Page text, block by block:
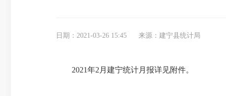
日期：2021-03-26 15:45 来源：建宁县统计局
2021年2月建宁统计月报详见附件。